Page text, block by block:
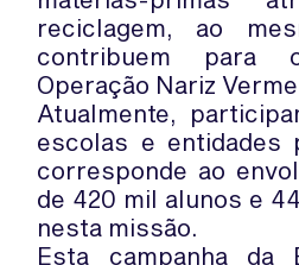
reciclagem, ao
contribuem para
Operação Nariz
Atualmente,
escolas e entidades
corresponde ao
de 420 mil alunos e
nesta missão.
Esta campanha da